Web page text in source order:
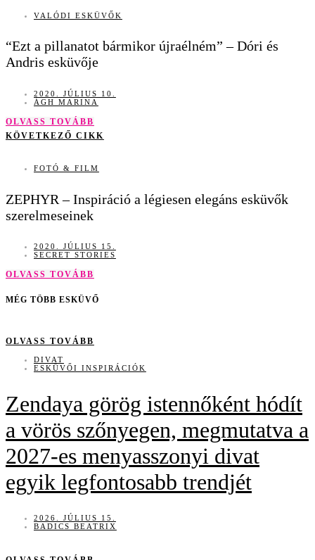
VALÓDI ESKÜVŐK
“Ezt a pillanatot bármikor újraélném” – Dóri és
Andris esküvője
2020. JÚLIUS 10.
ÁGH MARINA
OLVASS TOVÁBB
KÖVETKEZŐ CIKK
FOTÓ & FILM
ZEPHYR – Inspiráció a légiesen elegáns esküvők
szerelmeseinek
2020. JÚLIUS 15.
SECRET STORIES
OLVASS TOVÁBB
MÉG TÖBB ESKÜVŐ
OLVASS TOVÁBB
DIVAT
ESKÜVŐI INSPIRÁCIÓK
Zendaya görög istennőként hódít
a vörös szőnyegen, megmutatva a
2027-es menyasszonyi divat
egyik legfontosabb trendjét
2026. JÚLIUS 15.
BADICS BEATRIX